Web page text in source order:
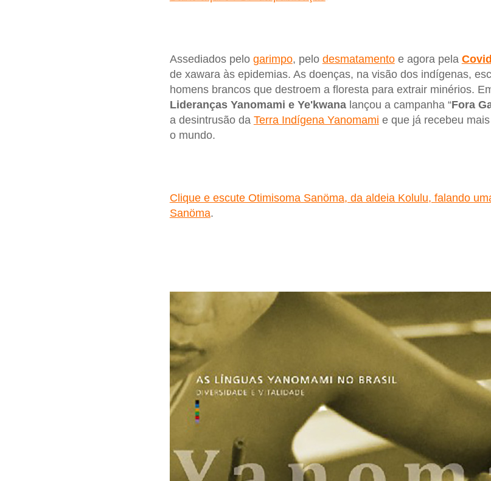
Assediados pelo garimpo, pelo desmatamentoe agora pela
de xawara às epidemias. As doenças, na visão dos indígenas,
homens brancos que destroem a floresta para extrair minérios.
Lideranças Yanomami e Ye'kwanalançou a campanha “Fora
a desintrusão da Terra Indígena Yanomami e que já recebeu
o mundo.
Clique e escute Otimisoma Sanöma, da aldeia Kolulu, falando
Sanöma.